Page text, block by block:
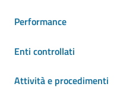
Performance
Enti controllati
Attività e procedimenti